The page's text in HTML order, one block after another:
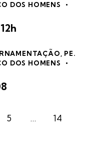
DOS HOMENS
, PE.
DOS HOMENS
5 … 14